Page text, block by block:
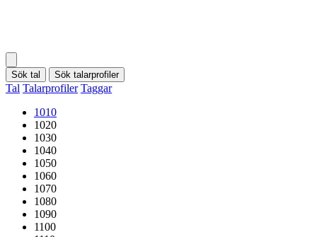
Sök tal Sök talarprofiler
Tal Talarprofiler Taggar
1010
1020
1030
1040
1050
1060
1070
1080
1090
1100